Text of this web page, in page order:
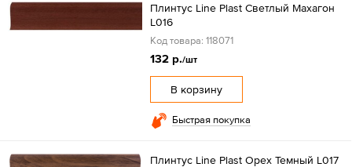
Плинтус Line Plast Светлый Махагон
L016
Код товара: 118071
132 р./шт
В корзину
Быстрая покупка
Плинтус Line Plast Орех Темный L017